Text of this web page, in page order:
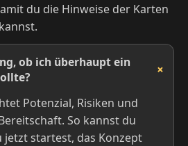
du die Hinweise der Karten
ob ich überhaupt ein
Potenzial, Risiken und
So kannst du
jetzt startest, das Konzept